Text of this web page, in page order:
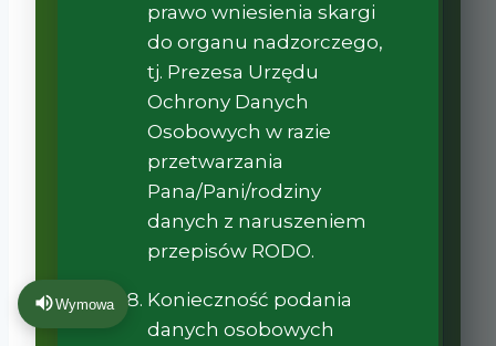
prawo wniesienia skargi
do organu nadzorczego,
tj. Prezesa Urzędu
Ochrony Danych
Osobowych w razie
przetwarzania
Pana/Pani/rodziny
danych z naruszeniem
przepisów RODO.
Konieczność podania
danych osobowych
Wymowa